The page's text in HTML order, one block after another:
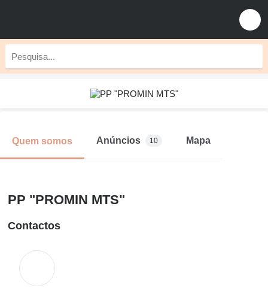
Quem somos Anúncios 10 Mapa
PP "PROMIN MTS"
Contactos